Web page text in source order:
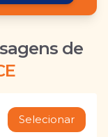
de
Selecionar